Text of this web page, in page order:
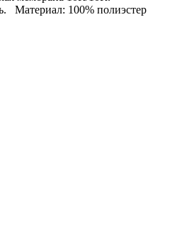
Материал: 100% полиэстер